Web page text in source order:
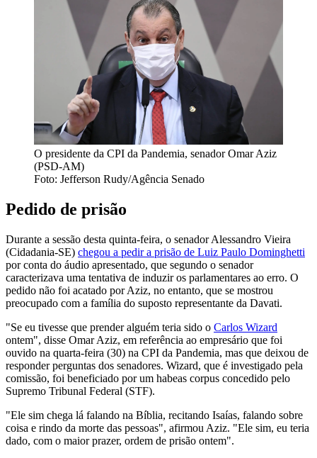
O presidente da CPI da Pandemia, senador Omar Aziz
(PSD-AM)
Foto: Jefferson Rudy/Agência Senado
Pedido de prisão
Durante a sessão desta quinta-feira, o senador Alessandro Vieira
(Cidadania-SE) chegou a pedir a prisão de Luiz Paulo Dominghetti
por conta do áudio apresentado, que segundo o senador
caracterizava uma tentativa de induzir os parlamentares ao erro. O
pedido não foi acatado por Aziz, no entanto, que se mostrou
preocupado com a família do suposto representante da Davati.
"Se eu tivesse que prender alguém teria sido o Carlos Wizard
ontem", disse Omar Aziz, em referência ao empresário que foi
ouvido na quarta-feira (30) na CPI da Pandemia, mas que deixou de
responder perguntas dos senadores. Wizard, que é investigado pela
comissão, foi beneficiado por um habeas corpus concedido pelo
Supremo Tribunal Federal (STF).
"Ele sim chega lá falando na Bíblia, recitando Isaías, falando sobre
coisa e rindo da morte das pessoas", afirmou Aziz. "Ele sim, eu teria
dado, com o maior prazer, ordem de prisão ontem".